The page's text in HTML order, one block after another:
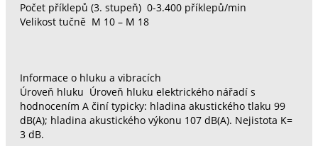
Počet příklepů (3. stupeň) 0-3.400 příklepů/min
Velikost tučně M 10 – M 18
Informace o hluku a vibracích
Úroveň hluku Úroveň hluku elektrického nářadí s
hodnocením A činí typicky: hladina akustického tlaku 99
dB(A); hladina akustického výkonu 107 dB(A). Nejistota K=
3 dB.